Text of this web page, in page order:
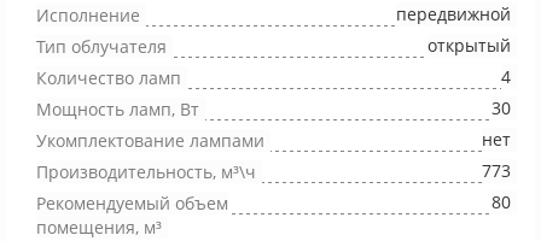
Исполнение
передвижной
Тип облучателя
открытый
Количество ламп
4
Мощность ламп, Вт
30
Укомплектование лампами
нет
Производительность, м³\ч
773
Рекомендуемый объем
помещения, м³
80